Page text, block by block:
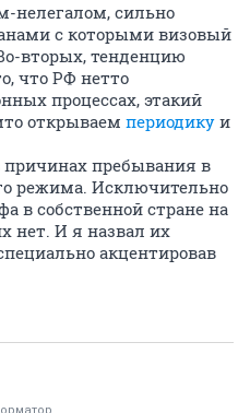
нелегалом, сильно
с которыми визовый
вторых, тенденцию
что РФ нетто
процессах, этакий
открываем периодику и
пребывания в
режима. Исключительно
в собственной стране на
нет. И я назвал их
акцентировав